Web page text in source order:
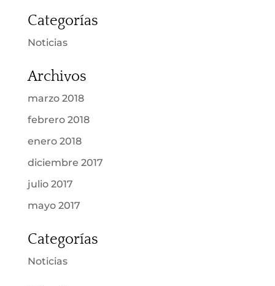
Categorías
Noticias
Archivos
marzo 2018
febrero 2018
enero 2018
diciembre 2017
julio 2017
mayo 2017
Categorías
Noticias